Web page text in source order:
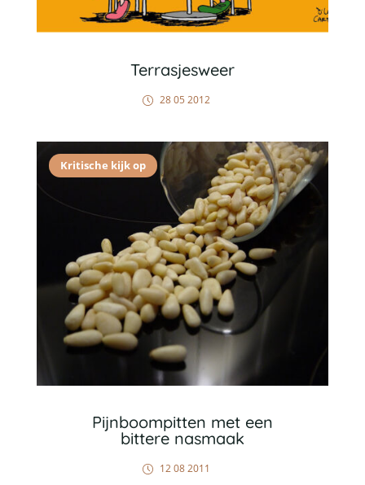
Terrasjesweer
28 05 2012
Kritische kijk op
Pijnboompitten met een
bittere nasmaak
12 08 2011